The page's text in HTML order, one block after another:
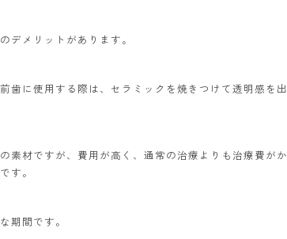
デメリットがあります。
歯に使用する際は、セラミックを焼きつけて透明感を出
素材ですが、費用が高く、通常の治療よりも治療費がか
す。
期間です。